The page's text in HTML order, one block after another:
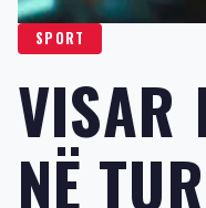
SPORT
VISAR
NË